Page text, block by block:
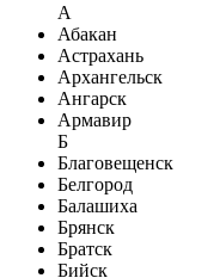
А
Абакан
Астрахань
Архангельск
Ангарск
Армавир
Б
Благовещенск
Белгород
Балашиха
Брянск
Братск
Бийск